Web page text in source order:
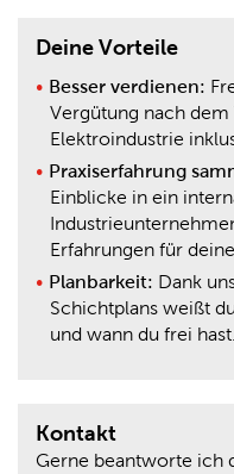
Deine Vorteile
Besser verdienen:
Vergütung nach
Elektroindustrie
Praxiserfahrung
Einblicke in ein
Erfahrungen für
Planbarkeit: Dank
Schichtplans weißt
und wann du frei hast.
Kontakt
Gerne beantworte ich